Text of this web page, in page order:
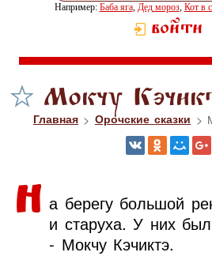
Например: Баба яга, Дед мороз, Кот в
войти
Мокчу
Главная > Орочские сказки >
Н а берегу большой
и старуха. У них
- Мокчу Кэчиктэ.